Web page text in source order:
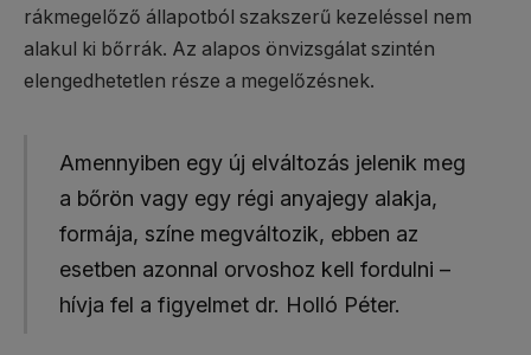
rákmegelőző állapotból szakszerű kezeléssel nem
alakul ki bőrrák. Az alapos önvizsgálat szintén
elengedhetetlen része a megelőzésnek.
Amennyiben egy új elváltozás jelenik meg
a bőrön vagy egy régi anyajegy alakja,
formája, színe megváltozik, ebben az
esetben azonnal orvoshoz kell fordulni –
hívja fel a figyelmet dr. Holló Péter.